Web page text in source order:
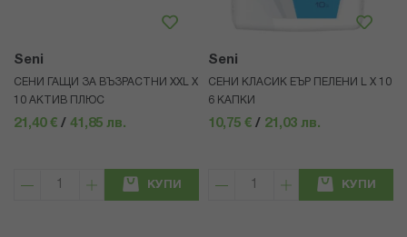
Seni
СЕНИ ГАЩИ ЗА ВЪЗРАСТНИ XXL Х
10 АКТИВ ПЛЮС
21,40 € / 41,85 лв.
КУПИ
Seni
СЕНИ КЛАСИК ЕЪР ПЕЛЕНИ L Х 10
6 КАПКИ
10,75 € / 21,03 лв.
КУПИ